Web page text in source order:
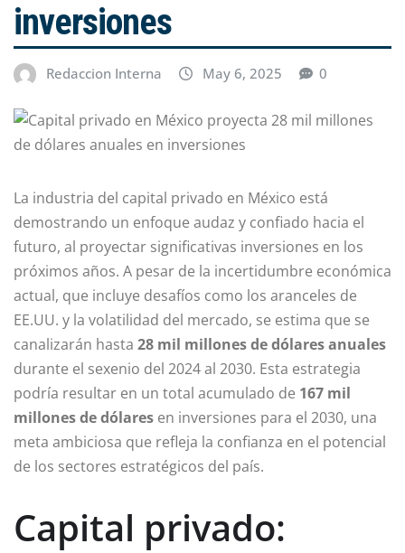
inversiones
Redaccion Interna May 6, 2025 0
La industria del capital privado en México está
demostrando un enfoque audaz y confiado hacia el
futuro, al proyectar significativas inversiones en los
próximos años. A pesar de la incertidumbre económica
actual, que incluye desafíos como los aranceles de
EE.UU. y la volatilidad del mercado, se estima que se
canalizarán hasta 28 mil millones de dólares anuales
durante el sexenio del 2024 al 2030. Esta estrategia
podría resultar en un total acumulado de 167 mil
millones de dólares en inversiones para el 2030, una
meta ambiciosa que refleja la confianza en el potencial
de los sectores estratégicos del país.
Capital privado: